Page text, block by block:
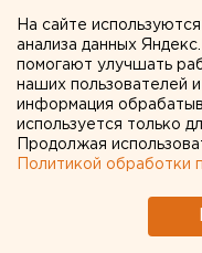
На сайте
анализа данных
помогают улучшать
наших пользователей
информация
используется только
Продолжая
Политикой обработки